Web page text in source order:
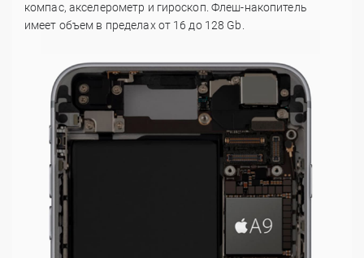
компас, акселерометр и гироскоп. Флеш-накопитель
имеет объем в пределах от 16 до 128 Gb.